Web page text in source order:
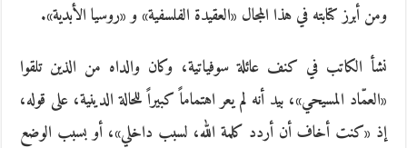
ومن أبرز كتابته في هذا المجال «العقيدة الفلسفية» و «روسيا الأبدية».
نشأ الكاتب في كنف عائلة سوفياتية، وكان والداه من الذين تلقوا
«العمّاد المسيحي»، بيد أنه لم يعر اهتماماً كبيراً للحالة الدينية، على قوله،
إذ «كنت أخاف أن أردد كلمة الله، لسبب داخلي»، أو بسبب الوضع